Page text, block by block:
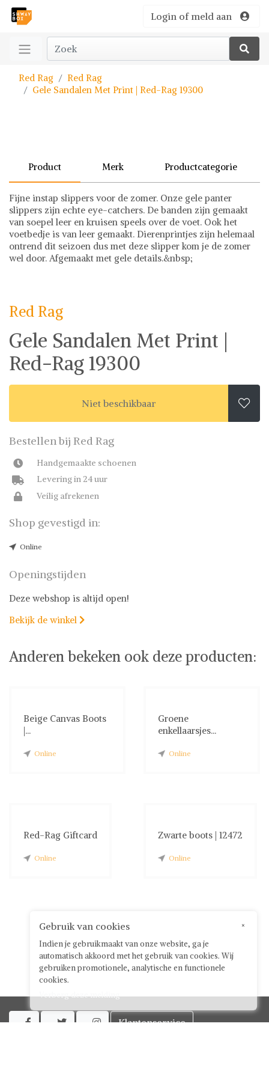
Login of meld aan
Red Rag
Red Rag
Gele Sandalen Met Print | Red-Rag 19300
Product Merk Productcategorie
Fijne instap slippers voor de zomer. Onze gele panter
slippers zijn echte eye-catchers. De banden zijn gemaakt
van soepel leer en kruisen speels over de voet. Ook het
voetbedje is van leer gemaakt. Dierenprintjes zijn helemaal
ontrend dit seizoen dus met deze slipper kom je de zomer
wel door. Afgemaakt met gele details.&nbsp;
jouw fashion wish-list samen. Veilig online shoppen.
Red Rag
Gele Sandalen Met Print |
Red-Rag 19300
Niet beschikbaar 
Bestellen bij Red Rag
Handgemaakte schoenen
Levering in 24 uur
Veilig afrekenen
Shop gevestigd in:
Online
Openingstijden
Deze webshop is altijd open!
Bekijk de winkel 
Anderen bekeken ook deze producten:
Beige Canvas Boots
|...
Online
Groene
enkellaarsjes...
Online
Red-Rag Giftcard
Online
Zwarte boots | 12472
Online
   Klantenservice
×
Gebruik van cookies
Indien je gebruikmaakt van onze website, ga je
automatisch akkoord met het gebruik van cookies. Wij
gebruiken promotionele, analytische en functionele
cookies.
Verberg deze melding